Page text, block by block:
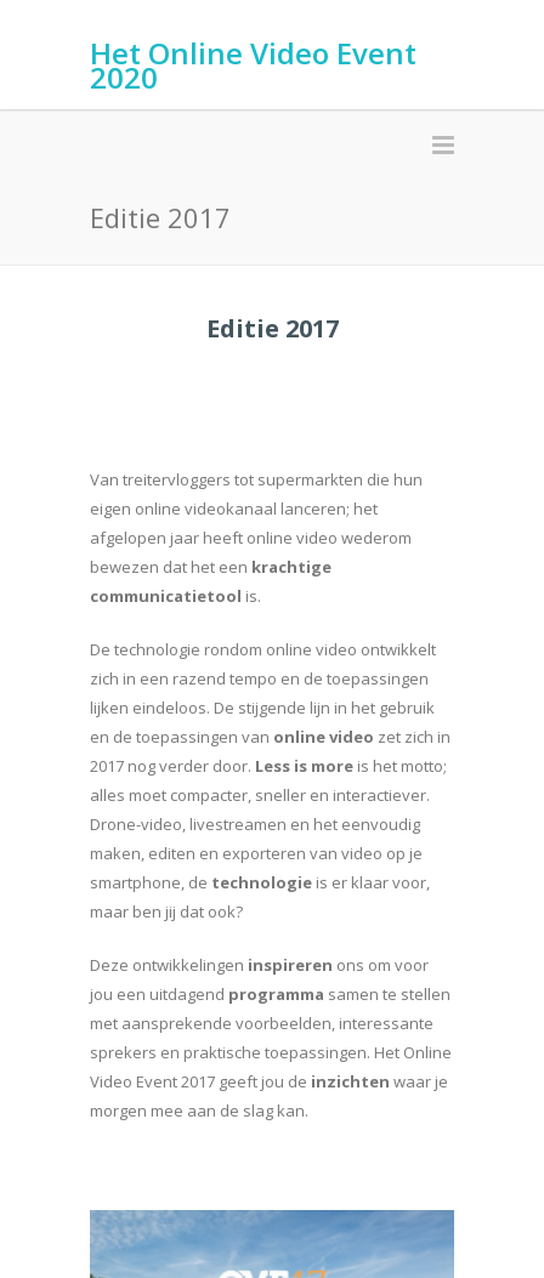
Het Online Video Event
2020
Editie 2017
Editie 2017
Van treitervloggers tot supermarkten die hun
eigen online videokanaal lanceren; het
afgelopen jaar heeft online video wederom
bewezen dat het een krachtige
communicatietool is.
De technologie rondom online video ontwikkelt
zich in een razend tempo en de toepassingen
lijken eindeloos. De stijgende lijn in het gebruik
en de toepassingen van online video zet zich in
2017 nog verder door. Less is more is het motto;
alles moet compacter, sneller en interactiever.
Drone-video, livestreamen en het eenvoudig
maken, editen en exporteren van video op je
smartphone, de technologie is er klaar voor,
maar ben jij dat ook?
Deze ontwikkelingen inspireren ons om voor
jou een uitdagend programma samen te stellen
met aansprekende voorbeelden, interessante
sprekers en praktische toepassingen. Het Online
Video Event 2017 geeft jou de inzichten waar je
morgen mee aan de slag kan.